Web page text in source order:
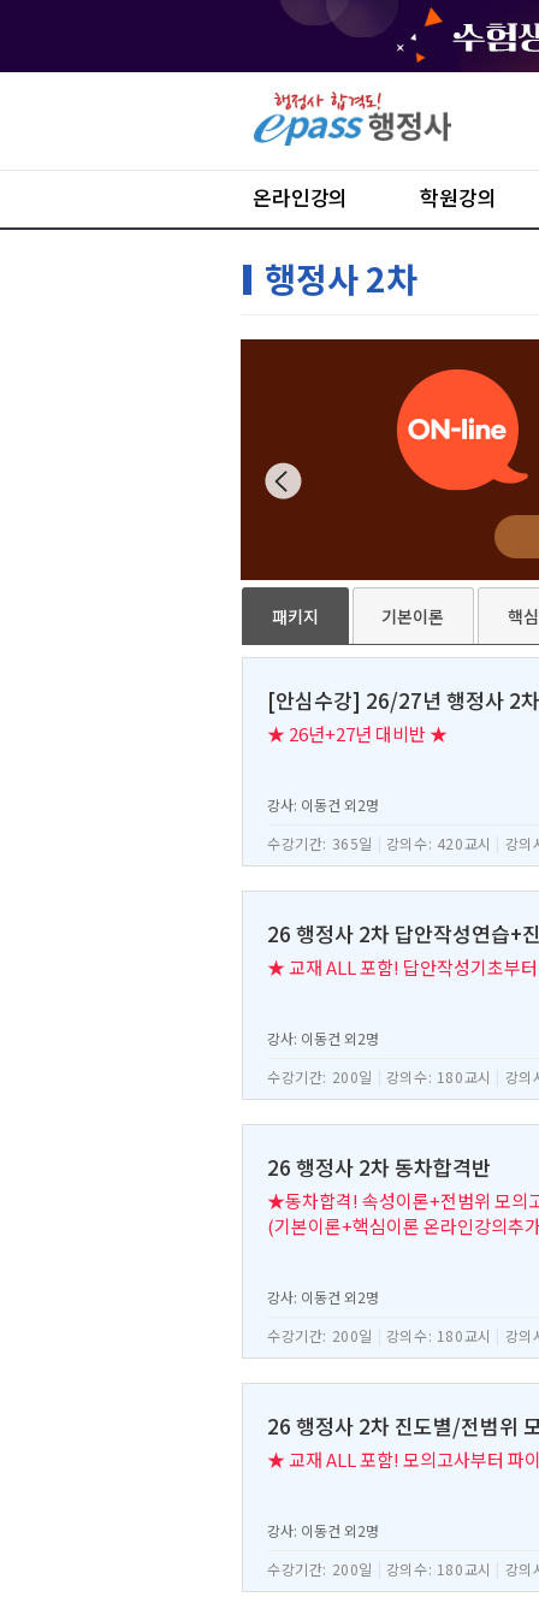
온라인강의 학원강의
행정사 2차
패키지 기본이론 핵
[안심수강] 26/27년 행정사 2
★ 26년+27년 대비반 ★
강사: 이동건 외2명
수강기간: 365일
강의수: 420교시 강의
26 행정사 2차 답안작성연습+
★ 교재 ALL 포함! 답안작성기초부
강사: 이동건 외2명
수강기간: 200일
강의수: 180교시 강의
26 행정사 2차 동차합격반
★동차합격! 속성이론+전범위 모의
(기본이론+핵심이론 온라인강의추
강사: 이동건 외2명
수강기간: 200일
강의수: 180교시 강의
26 행정사 2차 진도별/전범위
★ 교재 ALL 포함! 모의고사부터 파
강사: 이동건 외2명
수강기간: 200일
강의수: 180교시 강의